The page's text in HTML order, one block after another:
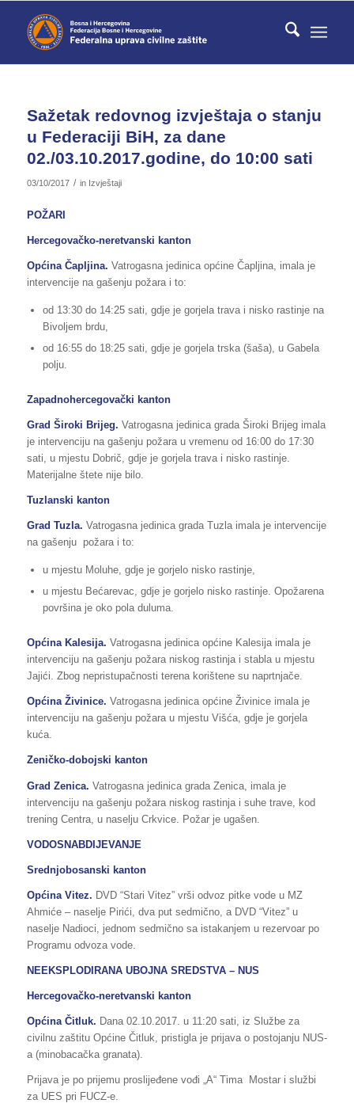
Sažetak redovnog izvještaja o stanju
u Federaciji BiH, za dane
02./03.10.2017.godine, do 10:00 sati
03/10/2017 / in Izvještaji
POŽARI
Hercegovačko-neretvanski kanton
Općina Čapljina. Vatrogasna jedinica općine Čapljina, imala je
intervencije na gašenju požara i to:
od 13:30 do 14:25 sati, gdje je gorjela trava i nisko rastinje na
Bivoljem brdu,
od 16:55 do 18:25 sati, gdje je gorjela trska (šaša), u Gabela
polju.
Zapadnohercegovački kanton
Grad Široki Brijeg. Vatrogasna jedinica grada Široki Brijeg imala
je intervenciju na gašenju požara u vremenu od 16:00 do 17:30
sati, u mjestu Dobrič, gdje je gorjela trava i nisko rastinje.
Materijalne štete nije bilo.
Tuzlanski kanton
Grad Tuzla. Vatrogasna jedinica grada Tuzla imala je intervencije
na gašenju požara i to:
u mjestu Moluhe, gdje je gorjelo nisko rastinje,
u mjestu Bećarevac, gdje je gorjelo nisko rastinje. Opožarena
površina je oko pola duluma.
Općina Kalesija. Vatrogasna jedinica općine Kalesija imala je
intervenciju na gašenju požara niskog rastinja i stabla u mjestu
Jajići. Zbog nepristupačnosti terena korištene su naprtnjače.
Općina Živinice. Vatrogasna jedinica općine Živinice imala je
intervenciju na gašenju požara u mjestu Višća, gdje je gorjela
kuća.
Zeničko-dobojski kanton
Grad Zenica. Vatrogasna jedinica grada Zenica, imala je
intervenciju na gašenju požara niskog rastinja i suhe trave, kod
trening Centra, u naselju Crkvice. Požar je ugašen.
VODOSNABDIJEVANJE
Srednjobosanski kanton
Općina Vitez. DVD “Stari Vitez” vrši odvoz pitke vode u MZ
Ahmiće – naselje Pirići, dva put sedmično, a DVD “Vitez” u
naselje Nadioci, jednom sedmično sa istakanjem u rezervoar po
Programu odvoza vode.
NEEKSPLODIRANA UBOJNA SREDSTVA – NUS
Hercegovačko-neretvanski kanton
Općina Čitluk. Dana 02.10.2017. u 11:20 sati, iz Službe za
civilnu zaštitu Općine Čitluk, pristigla je prijava o postojanju NUS-
a (minobacačka granata).
Prijava je po prijemu proslijeđene vođi „A“ Tima Mostar i službi
za UES pri FUCZ-e.